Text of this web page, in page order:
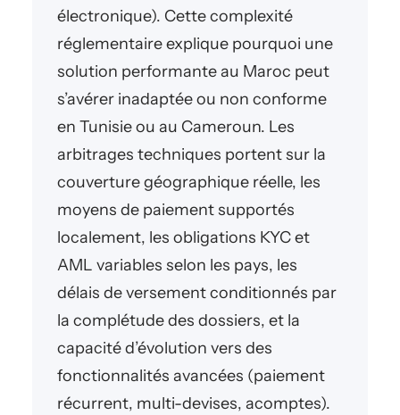
électronique). Cette complexité
réglementaire explique pourquoi une
solution performante au Maroc peut
s’avérer inadaptée ou non conforme
en Tunisie ou au Cameroun. Les
arbitrages techniques portent sur la
couverture géographique réelle, les
moyens de paiement supportés
localement, les obligations KYC et
AML variables selon les pays, les
délais de versement conditionnés par
la complétude des dossiers, et la
capacité d’évolution vers des
fonctionnalités avancées (paiement
récurrent, multi-devises, acomptes).